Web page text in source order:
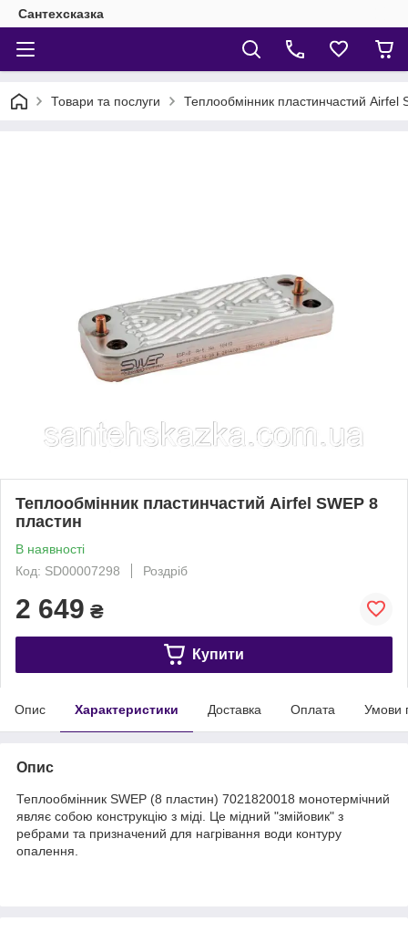
Сантехсказка
Товари та послуги Теплообмінник пластинчастий Airfel
Теплообмінник пластинчастий Airfel SWEP 8
пластин
В наявності
Код: SD00007298
Роздріб
2 649 ₴
Купити
Опис Характеристики Доставка Оплата Умови
Опис
Теплообмінник SWEP (8 пластин) 7021820018 монотермічний
являє собою конструкцію з міді. Це мідний "змійовик" з
ребрами та призначений для нагрівання води контуру
опалення.